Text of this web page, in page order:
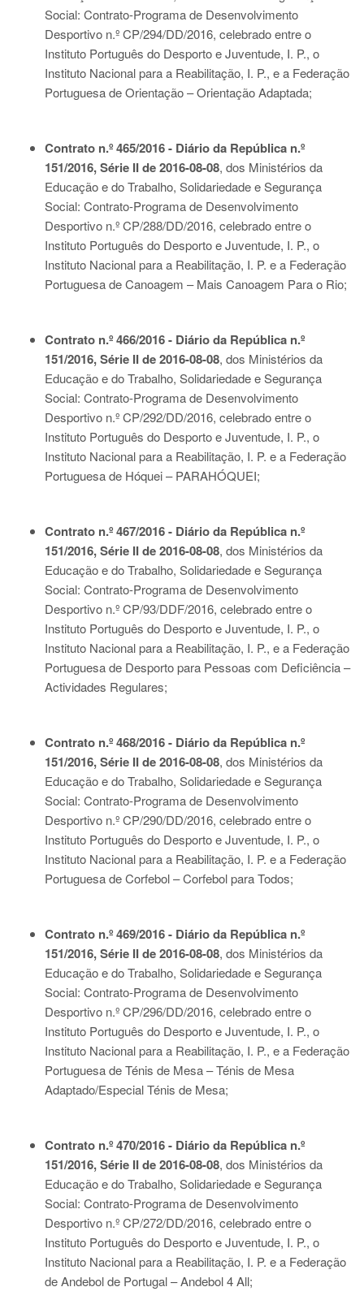
Social: Contrato-Programa de Desenvolvimento
Desportivo n.º CP/294/DD/2016, celebrado entre o
Instituto Português do Desporto e Juventude, I. P., o
Instituto Nacional para a Reabilitação, I. P., e a Federação
Portuguesa de Orientação – Orientação Adaptada;
Contrato n.º 465/2016 - Diário da República n.º
151/2016, Série II de 2016-08-08, dos Ministérios da
Educação e do Trabalho, Solidariedade e Segurança
Social: Contrato-Programa de Desenvolvimento
Desportivo n.º CP/288/DD/2016, celebrado entre o
Instituto Português do Desporto e Juventude, I. P., o
Instituto Nacional para a Reabilitação, I. P. e a Federação
Portuguesa de Canoagem – Mais Canoagem Para o Rio;
Contrato n.º 466/2016 - Diário da República n.º
151/2016, Série II de 2016-08-08, dos Ministérios da
Educação e do Trabalho, Solidariedade e Segurança
Social: Contrato-Programa de Desenvolvimento
Desportivo n.º CP/292/DD/2016, celebrado entre o
Instituto Português do Desporto e Juventude, I. P., o
Instituto Nacional para a Reabilitação, I. P. e a Federação
Portuguesa de Hóquei – PARAHÓQUEI;
Contrato n.º 467/2016 - Diário da República n.º
151/2016, Série II de 2016-08-08, dos Ministérios da
Educação e do Trabalho, Solidariedade e Segurança
Social: Contrato-Programa de Desenvolvimento
Desportivo n.º CP/93/DDF/2016, celebrado entre o
Instituto Português do Desporto e Juventude, I. P., o
Instituto Nacional para a Reabilitação, I. P., e a Federação
Portuguesa de Desporto para Pessoas com Deficiência –
Actividades Regulares;
Contrato n.º 468/2016 - Diário da República n.º
151/2016, Série II de 2016-08-08, dos Ministérios da
Educação e do Trabalho, Solidariedade e Segurança
Social: Contrato-Programa de Desenvolvimento
Desportivo n.º CP/290/DD/2016, celebrado entre o
Instituto Português do Desporto e Juventude, I. P., o
Instituto Nacional para a Reabilitação, I. P. e a Federação
Portuguesa de Corfebol – Corfebol para Todos;
Contrato n.º 469/2016 - Diário da República n.º
151/2016, Série II de 2016-08-08, dos Ministérios da
Educação e do Trabalho, Solidariedade e Segurança
Social: Contrato-Programa de Desenvolvimento
Desportivo n.º CP/296/DD/2016, celebrado entre o
Instituto Português do Desporto e Juventude, I. P., o
Instituto Nacional para a Reabilitação, I. P., e a Federação
Portuguesa de Ténis de Mesa – Ténis de Mesa
Adaptado/Especial Ténis de Mesa;
Contrato n.º 470/2016 - Diário da República n.º
151/2016, Série II de 2016-08-08, dos Ministérios da
Educação e do Trabalho, Solidariedade e Segurança
Social: Contrato-Programa de Desenvolvimento
Desportivo n.º CP/272/DD/2016, celebrado entre o
Instituto Português do Desporto e Juventude, I. P., o
Instituto Nacional para a Reabilitação, I. P. e a Federação
de Andebol de Portugal – Andebol 4 All;